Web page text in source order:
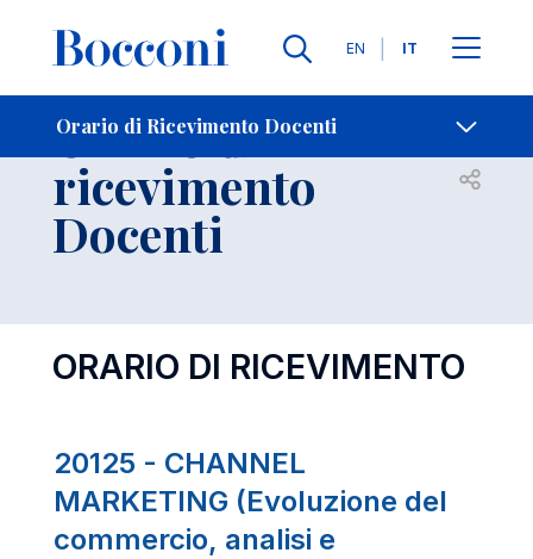
Lingue
EN IT
Orario di Ricevimento Docenti
-
Orario di
ricevimento
Docenti
Open
ORARIO DI RICEVIMENTO
20125 - CHANNEL
MARKETING (Evoluzione del
commercio, analisi e